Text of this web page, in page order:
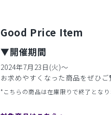
Good Price Item
▼開催期間
2024年7月23日(火)〜
お求めやすくなった商品をぜひご
*こちらの商品は在庫限りで終了とな